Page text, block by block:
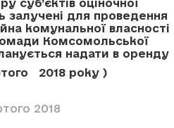
суб’єктів оціночної
залучені для проведення
комунальної власності
Комсомольської
надати в оренду
2018 року )
2018